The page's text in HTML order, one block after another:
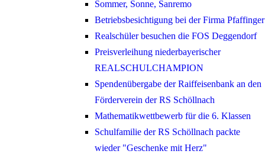
Sommer, Sonne, Sanremo
Betriebsbesichtigung bei der Firma Pfaffinger
Realschüler besuchen die FOS Deggendorf
Preisverleihung niederbayerischer
REALSCHULCHAMPION
Spendenübergabe der Raiffeisenbank an den
Förderverein der RS Schöllnach
Mathematikwettbewerb für die 6. Klassen
Schulfamilie der RS Schöllnach packte
wieder "Geschenke mit Herz"